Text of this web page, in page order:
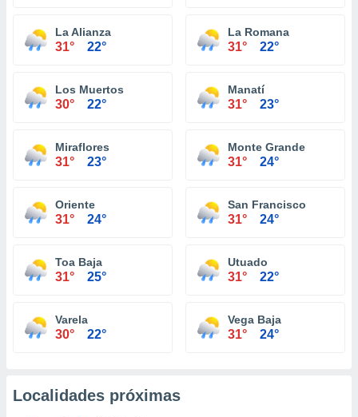
La Alianza
31° 22°
La Romana
31° 22°
Los Muertos
30° 22°
Manatí
31° 23°
Miraflores
31° 23°
Monte Grande
31° 24°
Oriente
31° 24°
San Francisco
31° 24°
Toa Baja
31° 25°
Utuado
31° 22°
Varela
30° 22°
Vega Baja
31° 24°
Localidades próximas